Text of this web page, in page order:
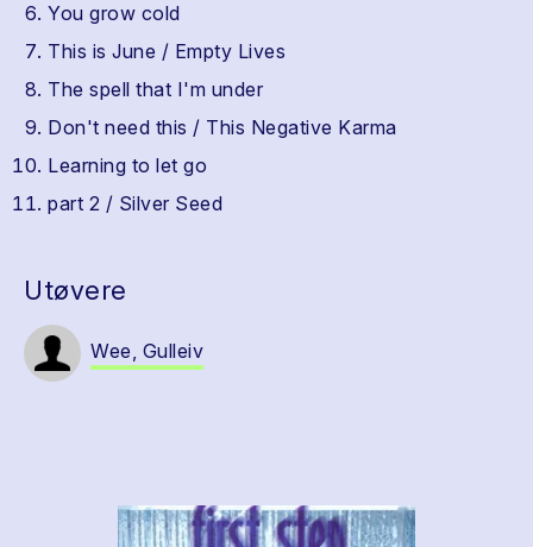
You grow cold
This is June / Empty Lives
The spell that I'm under
Don't need this / This Negative Karma
Learning to let go
part 2 / Silver Seed
Utøvere
Wee, Gulleiv